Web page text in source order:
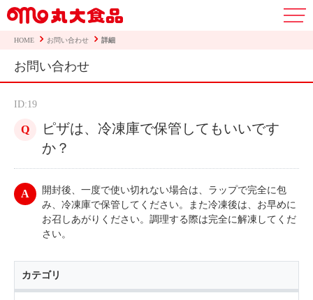
HOME お問い合わせ 詳細
お問い合わせ
ID:19
ピザは、冷凍庫で保管してもいいです
か？
開封後、一度で使い切れない場合は、ラップで完全に包
み、冷凍庫で保管してください。また冷凍後は、お早めに
お召しあがりください。調理する際は完全に解凍してくだ
さい。
カテゴリ